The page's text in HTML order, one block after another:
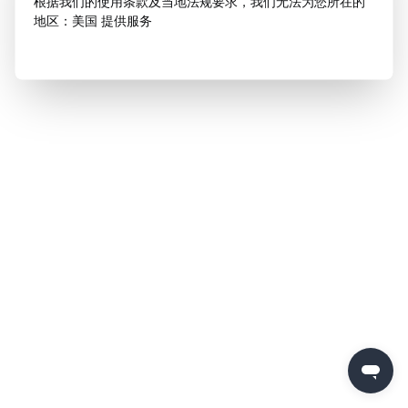
地区：美国 提供服务